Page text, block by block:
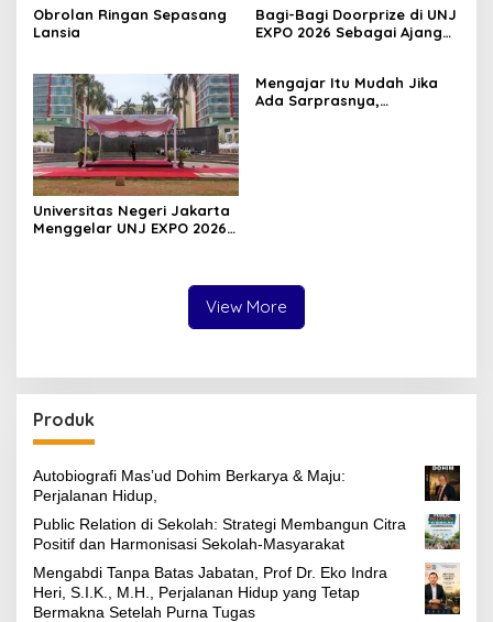
Obrolan Ringan Sepasang
Lansia
Bagi-Bagi Doorprize di UNJ
EXPO 2026 Sebagai Ajang
Akademika
Universitas Negeri Jakarta
Menggelar UNJ EXPO 2026
Mengajar Itu Mudah Jika
Ada Sarprasnya,
View More
Produk
Autobiografi Mas’ud Dohim Berkarya & Maju:
Perjalanan Hidup,
Public Relation di Sekolah: Strategi Membangun Citra
Positif dan Harmonisasi Sekolah-Masyarakat
Mengabdi Tanpa Batas Jabatan, Prof Dr. Eko Indra
Heri, S.I.K., M.H., Perjalanan Hidup yang Tetap
Bermakna Setelah Purna Tugas